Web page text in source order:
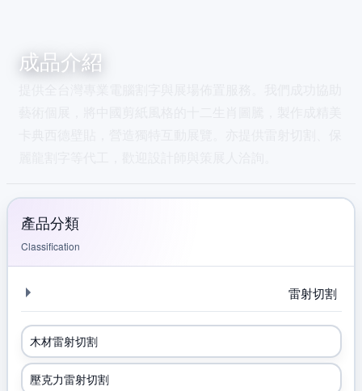
成品介紹
產品分類
Classification
雷射切割
木材雷射切割
壓克力雷射切割